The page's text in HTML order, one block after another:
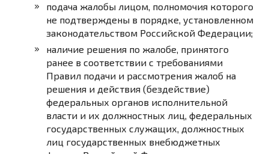
подача жалобы лицом, полномочия которого
не подтверждены в порядке, установленном
законодательством Российской Федерации;
наличие решения по жалобе, принятого
ранее в соответствии с требованиями
Правил подачи и рассмотрения жалоб на
решения и действия (бездействие)
федеральных органов исполнительной
власти и их должностных лиц, федеральных
государственных служащих, должностных
лиц государственных внебюджетных